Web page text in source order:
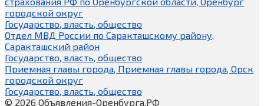
городской округ
Государство, власть, общество
Отдел МВД России по Саракташскому району,
Саракташский район
Государство, власть, общество
Приемная главы города, Приемная главы города, Орск
городской округ
Государство, власть, общество
© 2026 Объявления-Оренбурга.РФ